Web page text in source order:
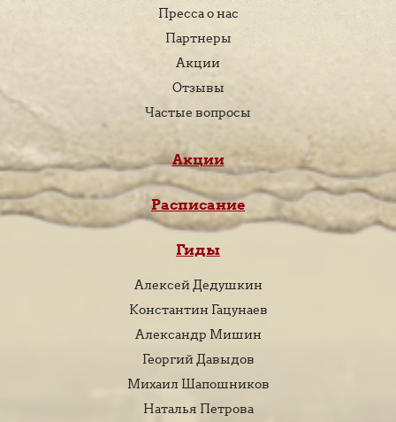
Пресса о нас
Партнеры
Акции
Отзывы
Частые вопросы
Акции
Расписание
Гиды
Алексей Дедушкин
Константин Гацунаев
Александр Мишин
Георгий Давыдов
Михаил Шапошников
Наталья Петрова